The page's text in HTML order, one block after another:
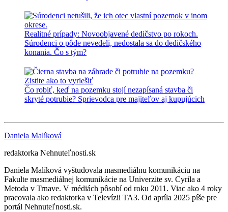
Realitné prípady: Novoobjavené dedičstvo po rokoch.
Súrodenci o pôde nevedeli, nedostala sa do dedičského
konania. Čo s tým?
Čo robiť, keď na pozemku stojí nezapísaná stavba či
skryté potrubie? Sprievodca pre majiteľov aj kupujúcich
Daniela Malíková
redaktorka Nehnuteľnosti.sk
Daniela Malíková vyštudovala masmediálnu komunikáciu na
Fakulte masmediálnej komunikácie na Univerzite sv. Cyrila a
Metoda v Trnave. V médiách pôsobí od roku 2011. Viac ako 4 roky
pracovala ako redaktorka v Televízii TA3. Od apríla 2025 píše pre
portál Nehnuteľnosti.sk.